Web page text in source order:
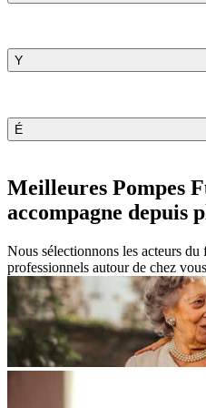
Y
É
Meilleures Pompes
accompagne depuis
Nous sélectionnons les acteurs du
professionnels autour de chez